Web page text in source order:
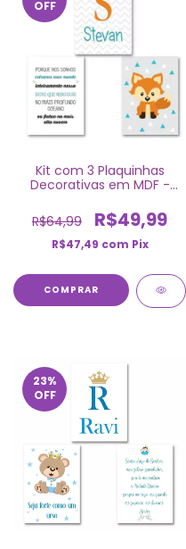
OFF
Kit com 3 Plaquinhas
Decorativas em MDF -
R$64,99
R$49,99
R$47,49 com Pix
COMPRAR
23%
OFF